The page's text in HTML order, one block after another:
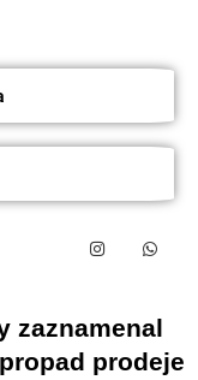
zaznamenal
prodeje